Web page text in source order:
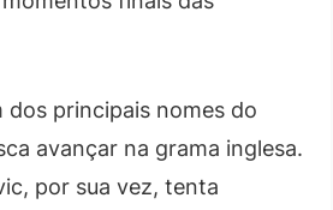
dos principais nomes do
avançar na grama inglesa.
por sua vez, tenta